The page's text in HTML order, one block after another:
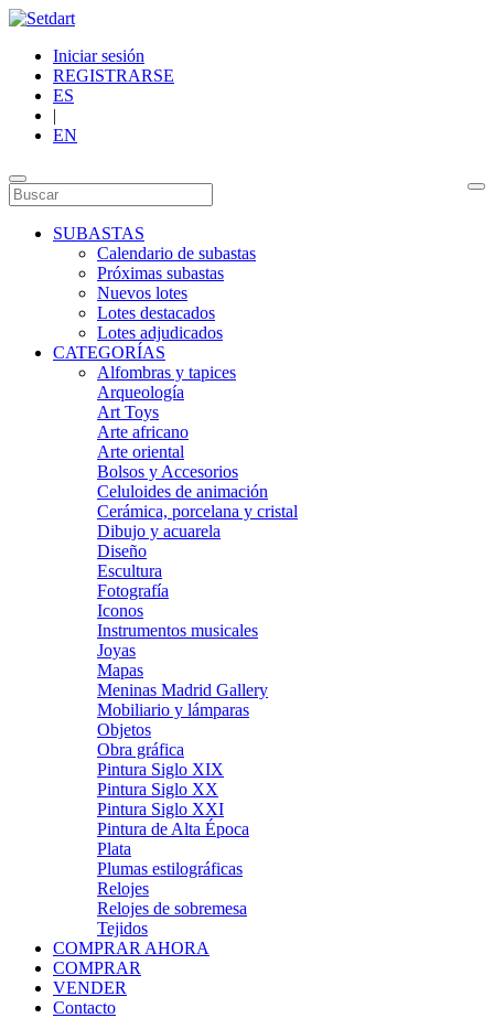
Iniciar sesión
REGISTRARSE
ES
|
EN
SUBASTAS
Calendario de subastas
Próximas subastas
Nuevos lotes
Lotes destacados
Lotes adjudicados
CATEGORÍAS
Alfombras y tapices
Arqueología
Art Toys
Arte africano
Arte oriental
Bolsos y Accesorios
Celuloides de animación
Cerámica, porcelana y cristal
Dibujo y acuarela
Diseño
Escultura
Fotografía
Iconos
Instrumentos musicales
Joyas
Mapas
Meninas Madrid Gallery
Mobiliario y lámparas
Objetos
Obra gráfica
Pintura Siglo XIX
Pintura Siglo XX
Pintura Siglo XXI
Pintura de Alta Época
Plata
Plumas estilográficas
Relojes
Relojes de sobremesa
Tejidos
COMPRAR AHORA
COMPRAR
VENDER
Contacto